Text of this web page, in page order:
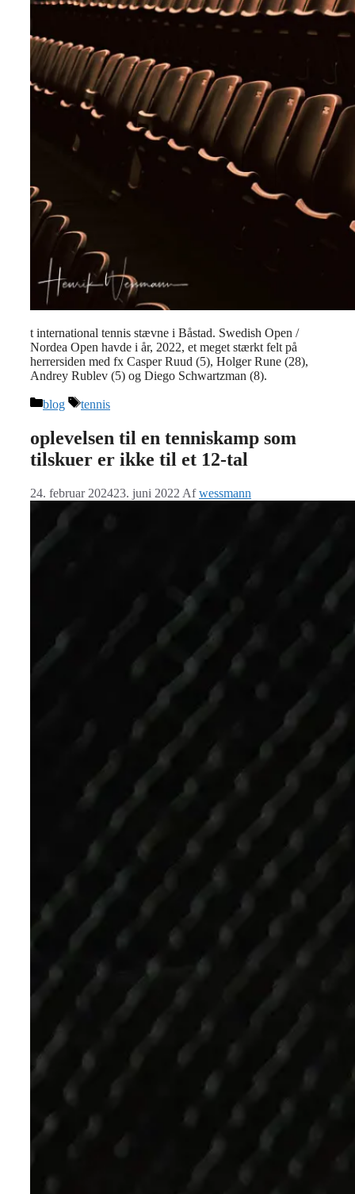
t international tennis stævne i Båstad. Swedish Open /
Nordea Open havde i år, 2022, et meget stærkt felt på
herrersiden med fx Casper Ruud (5), Holger Rune (28),
Andrey Rublev (5) og Diego Schwartzman (8).
Kategorier
blog Tags
tennis
oplevelsen til en tenniskamp som
tilskuer er ikke til et 12-tal
24. februar 202423. juni 2022 Afwessmann